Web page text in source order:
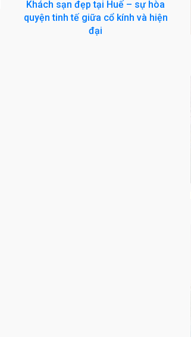
Khách sạn đẹp tại Huế – sự hòa
quyện tinh tế giữa cổ kính và hiện
đại